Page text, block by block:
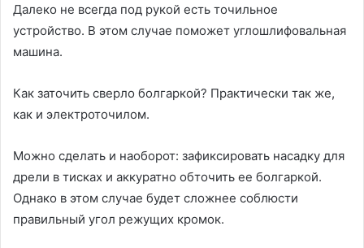
Далеко не всегда под рукой есть точильное
устройство. В этом случае поможет углошлифовальная
машина.
Как заточить сверло болгаркой? Практически так же,
как и электроточилом.
Можно сделать и наоборот: зафиксировать насадку для
дрели в тисках и аккуратно обточить ее болгаркой.
Однако в этом случае будет сложнее соблюсти
правильный угол режущих кромок.